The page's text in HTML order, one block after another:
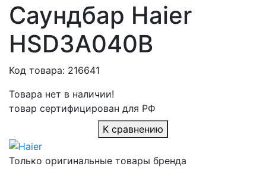
Саундбар Haier
HSD3A040B
Код товара: 216641
Товара нет в наличии!
товар сертифицирован для РФ
К сравнению
Только оригинальные товары бренда